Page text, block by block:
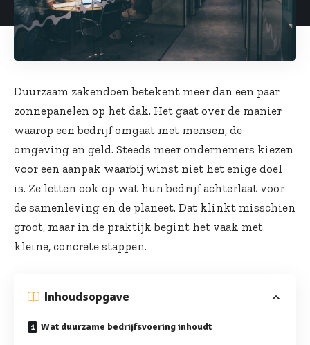
Duurzaam zakendoen betekent meer dan een paar
zonnepanelen op het dak. Het gaat over de manier
waarop een bedrijf omgaat met mensen, de
omgeving en geld. Steeds meer ondernemers kiezen
voor een aanpak waarbij winst niet het enige doel
is. Ze letten ook op wat hun bedrijf achterlaat voor
de samenleving en de planeet. Dat klinkt misschien
groot, maar in de praktijk begint het vaak met
kleine, concrete stappen.
Inhoudsopgave
Wat duurzame bedrijfsvoering inhoudt